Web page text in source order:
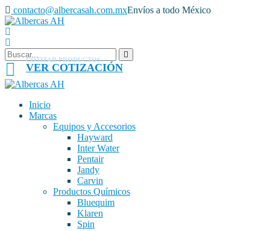
contacto@albercasah.com.mxEnvíos a todo México
COTIZAR PRODUCTOS
VER COTIZACIÓN
Inicio
Marcas
Equipos y Accesorios
Hayward
Inter Water
Pentair
Jandy
Carvin
Productos Químicos
Bluequim
Klaren
Spin